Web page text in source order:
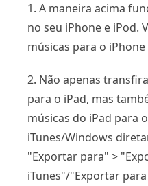
1. A maneira acima
no seu iPhone e iPod.
músicas para o
2. Não apenas
para o iPad, mas
músicas do iPad para
iTunes/Windows
"Exportar para" >
iTunes"/"Exportar para